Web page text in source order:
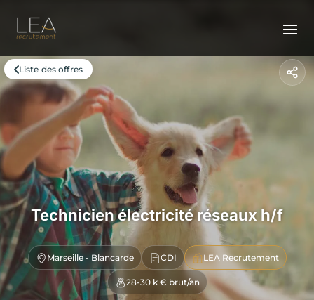
Liste des offres
Technicien électricité réseaux h/f
Marseille - Blancarde CDI LEA Recrutement
28-30 k € brut/an